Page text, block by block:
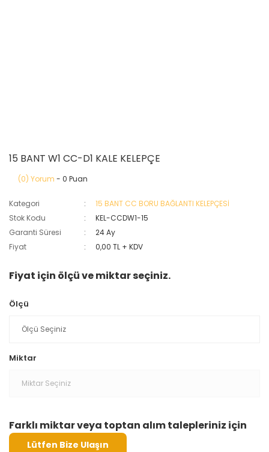
15 BANT W1 CC-D1 KALE KELEPÇE
(0) Yorum - 0 Puan
Kategori
15 BANT CC BORU BAĞLANTI KELEPÇESİ
Stok Kodu
KEL-CCDW1-15
Garanti Süresi
24 Ay
Fiyat
0,00 TL + KDV
Fiyat için ölçü ve miktar seçiniz.
Ölçü
Miktar
Farklı miktar veya toptan alım talepleriniz için
Lütfen Bize Ulaşın